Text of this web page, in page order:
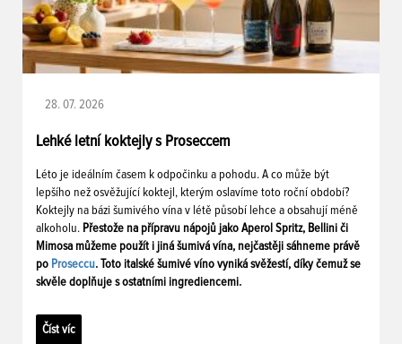
28. 07. 2026
Lehké letní koktejly s Proseccem
Léto je ideálním časem k odpočinku a pohodu. A co může být
lepšího než osvěžující koktejl, kterým oslavíme toto roční období?
Koktejly na bázi šumivého vína v létě působí lehce a obsahují méně
alkoholu. Přestože na přípravu nápojů jako Aperol Spritz, Bellini či
Mimosa můžeme použít i jiná šumivá vína, nejčastěji sáhneme právě
po Proseccu. Toto italské šumivé víno vyniká svěžestí, díky čemuž se
skvěle doplňuje s ostatními ingrediencemi.
Číst víc